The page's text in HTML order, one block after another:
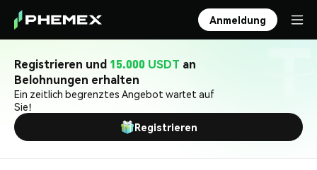
Anmeldung
Registrieren und 15.000 USDT an
Belohnungen erhalten
Ein zeitlich begrenztes Angebot wartet auf
Sie!
Registrieren